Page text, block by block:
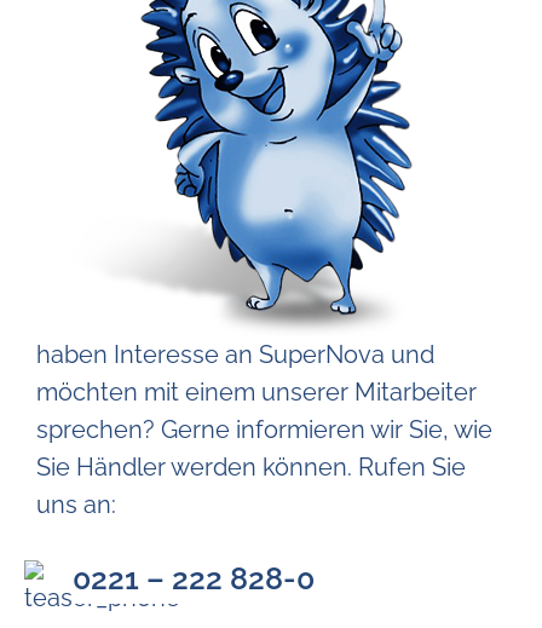
haben Interesse an SuperNova und
möchten mit einem unserer Mitarbeiter
sprechen? Gerne informieren wir Sie, wie
Sie Händler werden können. Rufen Sie
uns an:
0221 – 222 828-0